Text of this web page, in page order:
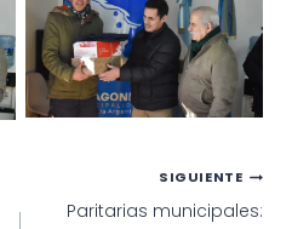
SIGUIENTE
Paritarias municipales: